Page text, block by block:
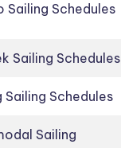
Schedules
Sailing Schedules
Sailing Schedules
Sailing